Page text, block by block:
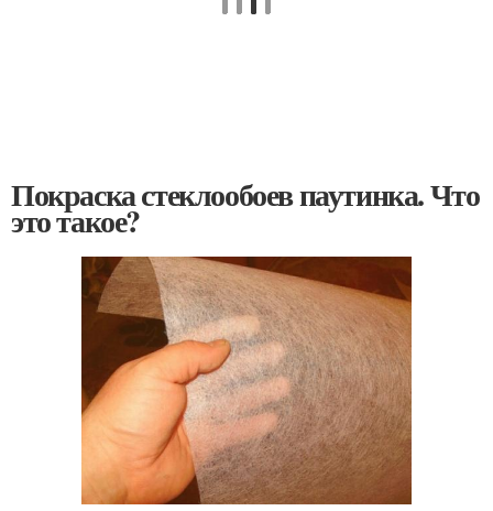
Покраска стеклообоев паутинка. Что
это такое?